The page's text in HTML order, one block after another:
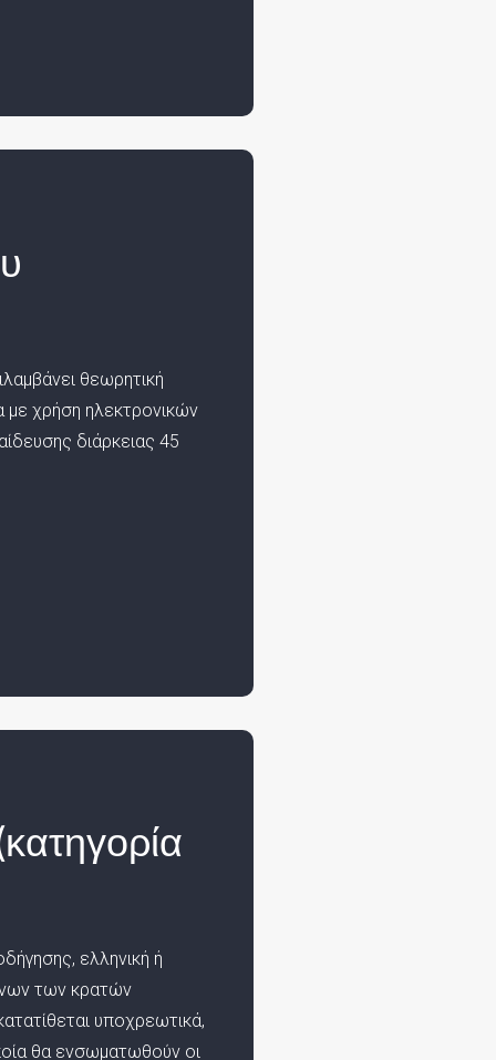
θεωρητική
με χρήση ηλεκτρονικών
διάρκειας 45
ελληνική ή
των κρατών
υποχρεωτικά,
θα ενσωματωθούν οι